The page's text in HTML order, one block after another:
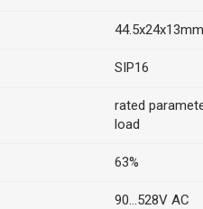
44.5x24x13mm
SIP16
rated
load
63%
90...528V AC